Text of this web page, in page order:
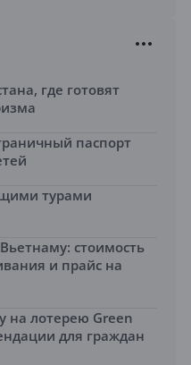
где готовят
паспорт
турами
стоимость
и прайс на
на лотерею Green
для граждан